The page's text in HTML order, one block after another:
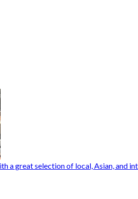
a great selection of local, Asian, and